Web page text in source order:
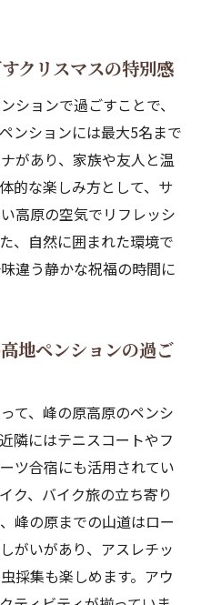
クリスマスの特別感
ションで過ごすことで、
ンションには最大5名まで
があり、家族や友人と温
的な楽しみ方として、サ
高原の空気でリフレッシ
、自然に囲まれた環境で
違う静かな祝福の時間に
地ペンションの過ご
て、峰の原高原のペンシ
隣にはテニスコートやフ
ツ合宿にも活用されてい
ク、バイク旅の立ち寄り
峰の原までの山道はロー
がいがあり、アスレチッ
採集も楽しめます。アウ